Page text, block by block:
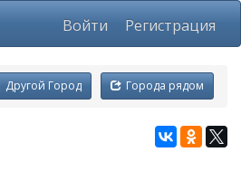
Войти Регистрация
Города рядом
Другой Город